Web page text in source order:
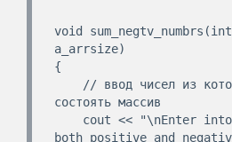
void
a_arrsize)
{
состоять массив
both positive and